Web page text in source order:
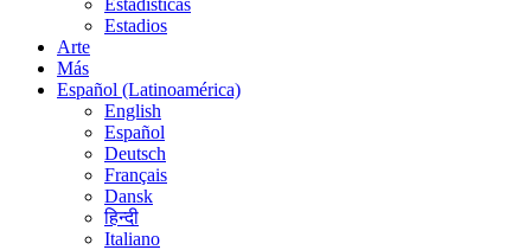
Estadísticas
Estadios
Arte
Más
Español (Latinoamérica)
English
Español
Deutsch
Français
Dansk
हिन्दी
Italiano